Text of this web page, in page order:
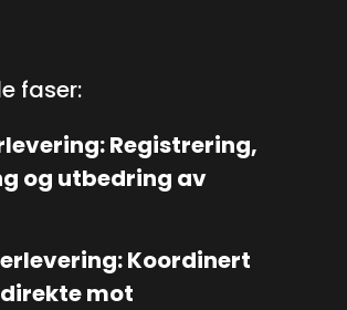
faser:
Registrering,
og utbedring av
Koordinert
mot